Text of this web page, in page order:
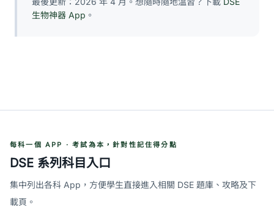
生物神器 App 。
每科一個 APP · 考試為本，針對性記住得分點
DSE 系列科目入口
集中列出各科 App，方便學生直接進入相關 DSE 題庫、攻略及下
載頁。